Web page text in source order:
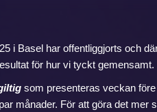
i Basel har offentliggjorts och
för hur vi tyckt gemensamt.
som presenteras veckan
månader. För att göra det mer